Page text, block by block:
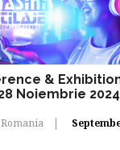
&
Noiembrie 2024